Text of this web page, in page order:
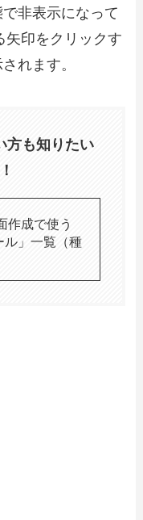
非表示になって
矢印をクリックす
れます。
方も知りたい
作成で使う
ル」一覧（種